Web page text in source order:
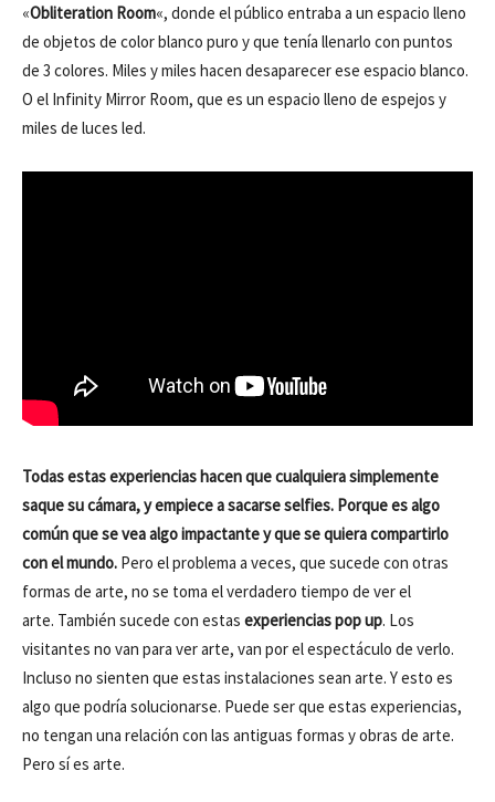
«Obliteration Room«, donde el público entraba a un espacio lleno
de objetos de color blanco puro y que tenía llenarlo con puntos
de 3 colores. Miles y miles hacen desaparecer ese espacio blanco.
O el Infinity Mirror Room, que es un espacio lleno de espejos y
miles de luces led.
Todas estas experiencias hacen que cualquiera simplemente
saque su cámara, y empiece a sacarse selfies. Porque es algo
común que se vea algo impactante y que se quiera compartirlo
con el mundo. Pero el problema a veces, que sucede con otras
formas de arte, no se toma el verdadero tiempo de ver el
arte. También sucede con estas experiencias pop up. Los
visitantes no van para ver arte, van por el espectáculo de verlo.
Incluso no sienten que estas instalaciones sean arte. Y esto es
algo que podría solucionarse. Puede ser que estas experiencias,
no tengan una relación con las antiguas formas y obras de arte.
Pero sí es arte.